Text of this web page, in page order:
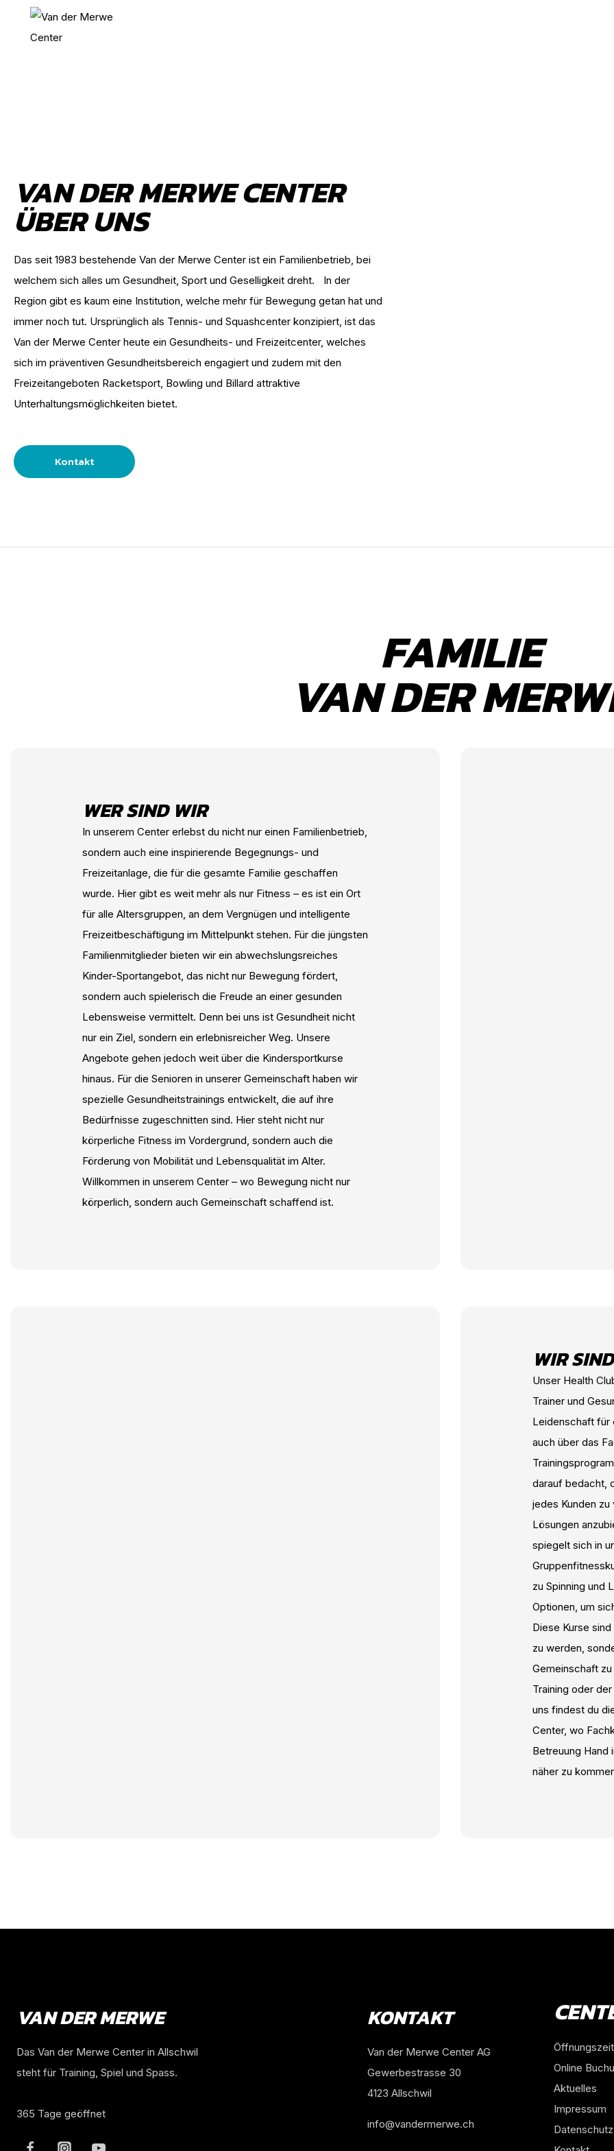
VAN DER MERWE CENTER
ÜBER UNS
Das seit 1983 bestehende Van der Merwe Center ist ein Familienbetrieb, bei
welchem sich alles um Gesundheit, Sport und Geselligkeit dreht. In der
Region gibt es kaum eine Institution, welche mehr für Bewegung getan hat und
immer noch tut. Ursprünglich als Tennis- und Squashcenter konzipiert, ist das
Van der Merwe Center heute ein Gesundheits- und Freizeitcenter, welches
sich im präventiven Gesundheitsbereich engagiert und zudem mit den
Freizeitangeboten Racketsport, Bowling und Billard attraktive
Unterhaltungsmöglichkeiten bietet.
Kontakt
FAMILIE
VAN DER
WER SIND WIR
In unserem Center erlebst du nicht nur einen Familienbetrieb,
sondern auch eine inspirierende Begegnungs- und
Freizeitanlage, die für die gesamte Familie geschaffen
wurde. Hier gibt es weit mehr als nur Fitness – es ist ein Ort
für alle Altersgruppen, an dem Vergnügen und intelligente
Freizeitbeschäftigung im Mittelpunkt stehen. Für die jüngsten
Familienmitglieder bieten wir ein abwechslungsreiches
Kinder-Sportangebot, das nicht nur Bewegung fördert,
sondern auch spielerisch die Freude an einer gesunden
Lebensweise vermittelt. Denn bei uns ist Gesundheit nicht
nur ein Ziel, sondern ein erlebnisreicher Weg. Unsere
Angebote gehen jedoch weit über die Kindersportkurse
hinaus. Für die Senioren in unserer Gemeinschaft haben wir
spezielle Gesundheitstrainings entwickelt, die auf ihre
Bedürfnisse zugeschnitten sind. Hier steht nicht nur
körperliche Fitness im Vordergrund, sondern auch die
Förderung von Mobilität und Lebensqualität im Alter.
Willkommen in unserem Center – wo Bewegung nicht nur
körperlich, sondern auch Gemeinschaft schaffend ist.
WIR
Unser Health
Trainer und
Leidenschaft für
auch über das
darauf bedacht,
jedes Kunden
Lösungen
spiegelt sich in
zu Spinning und
Optionen, um
Diese Kurse
zu werden,
Gemeinschaft
Training oder
uns findest du
Center, wo
Betreuung Hand
näher zu
VAN DER MERWE
Das Van der Merwe Center in Allschwil
steht für Training, Spiel und Spass.
365 Tage geöffnet
KONTAKT
Van der Merwe Center AG
Gewerbestrasse 30
4123 Allschwil
info@vandermerwe.ch
Online
Aktuelles
Impressum
Datenschutz